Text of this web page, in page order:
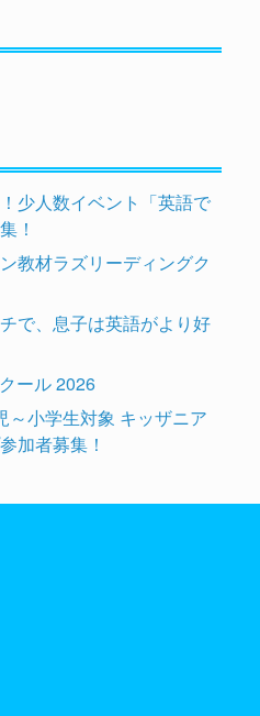
少人数イベント「英語で
！
教材ラズリーディングク
で、息子は英語がより好
ール 2026
～小学生対象 キッザニア
加者募集！